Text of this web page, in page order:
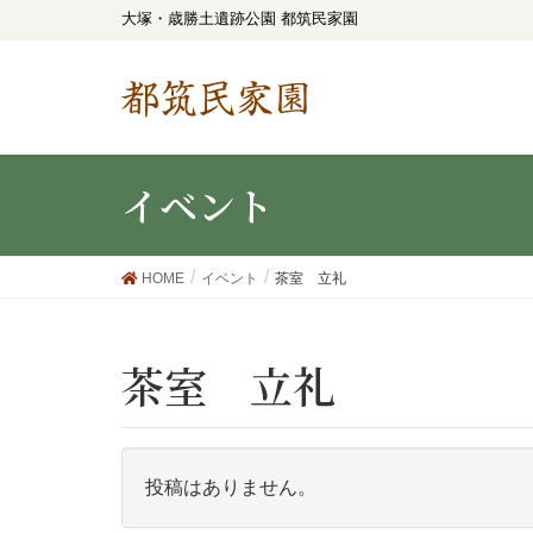
大塚・歳勝土遺跡公園 都筑民家園
都筑民家園
イベント
HOME イベント 茶室 立礼
茶室 立礼
投稿はありません。